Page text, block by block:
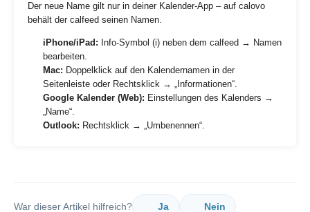
Der neue Name gilt nur in deiner Kalender-App – auf calovo
behält der calfeed seinen Namen.
iPhone/iPad: Info-Symbol (i) neben dem calfeed → Namen
bearbeiten.
Mac: Doppelklick auf den Kalendernamen in der
Seitenleiste oder Rechtsklick → „Informationen“.
Google Kalender (Web): Einstellungen des Kalenders →
„Name“.
Outlook: Rechtsklick → „Umbenennen“.
War dieser Artikel hilfreich? Ja Nein